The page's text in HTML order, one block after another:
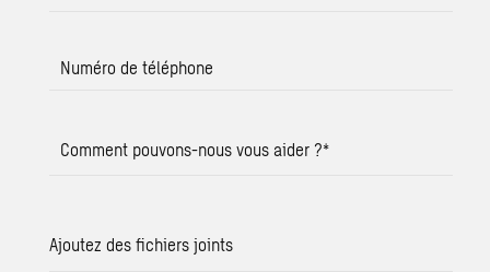
Numéro de téléphone
Comment pouvons-nous vous aider ?*
Ajoutez des fichiers joints